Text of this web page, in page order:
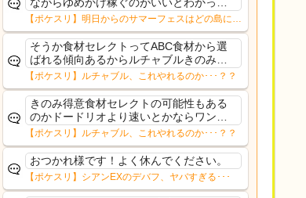
ながらゆめかけ稼ぐのがいいとわかって
るのだが、ルチャルブルごときに切るよ
りデカヌチャン(きのバ)に期待してゆった
りトープ
【ポケスリ】明日からのサマーフェスはどの島に行
く？？12日㈬からはNMD
そうか食材セレクトってABC食材から選
ばれる傾向あるからルチャブルきのみ得
意でもない限り挽回きついのか。肝心の
ハーブミートジンジャーのAAA共はデバ
フ受けても強そうな面子だもんなぁ
【ポケスリ】ルチャブル、これやれるのか･･･？？
きのみ得意食材セレクトの可能性もある
のかドードリオより速いとかならワンチ
ャン…？
【ポケスリ】ルチャブル、これやれるのか･･･？？
おつかれ様です！よく休んでください。
【ポケスリ】シアンEXのデバフ、ヤバすぎる･･･